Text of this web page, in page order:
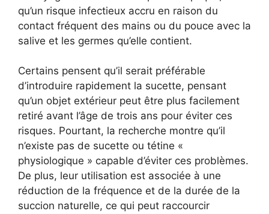
qu’un risque infectieux accru en raison du
contact fréquent des mains ou du pouce avec la
salive et les germes qu’elle contient.
Certains pensent qu’il serait préférable
d’introduire rapidement la sucette, pensant
qu’un objet extérieur peut être plus facilement
retiré avant l’âge de trois ans pour éviter ces
risques. Pourtant, la recherche montre qu’il
n’existe pas de sucette ou tétine «
physiologique » capable d’éviter ces problèmes.
De plus, leur utilisation est associée à une
réduction de la fréquence et de la durée de la
succion naturelle, ce qui peut raccourcir